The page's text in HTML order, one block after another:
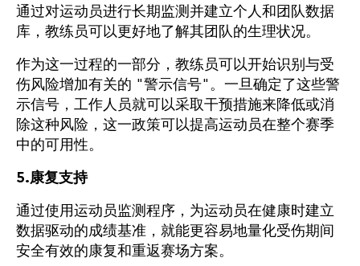
通过对运动员进行长期监测并建立个人和团队数据
库，教练员可以更好地了解其团队的生理状况。
作为这一过程的一部分，教练员可以开始识别与受
伤风险增加有关的 "警示信号"。一旦确定了这些警
示信号，工作人员就可以采取干预措施来降低或消
除这种风险，这一政策可以提高运动员在整个赛季
中的可用性。
5.康复支持
通过使用运动员监测程序，为运动员在健康时建立
数据驱动的成绩基准，就能更容易地量化受伤期间
安全有效的康复和重返赛场方案。